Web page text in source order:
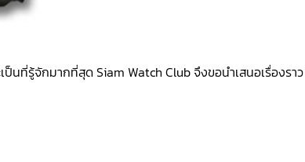
นที่รู้จักมากที่สุด Siam Watch Club จึงขอนำเสนอเรื่องราว